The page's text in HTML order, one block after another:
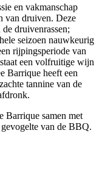
en vakmanschap
van druiven. Deze
druivenrassen;
seizoen nauwkeurig
rijpingsperiode van
een volfruitige wijn
Barrique heeft een
tannine van de
Barrique samen met
van de BBQ.